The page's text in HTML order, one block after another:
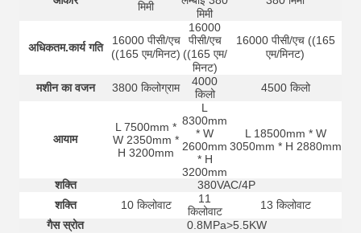
मिमी
मिमी
अधिकतम.कार्य गति
16000 पीसी/एच
((165 एम/मिनट)
16000
पीसी/एच
((165 एम/
मिनट)
16000 पीसी/एच ((165
एम/मिनट)
मशीन का वजन 3800 किलोग्राम
4000
किलो
4500 किलो
आयाम
L 7500mm *
W 2350mm *
H 3200mm
L
8300mm
* W
2600mm
* H
3200mm
L 18500mm * W
3050mm * H 2880mm
शक्ति
380VAC/4P
शक्ति
10 किलोवाट
11
किलोवाट
13 किलोवाट
गैस स्रोत
0.8MPa>5.5KW